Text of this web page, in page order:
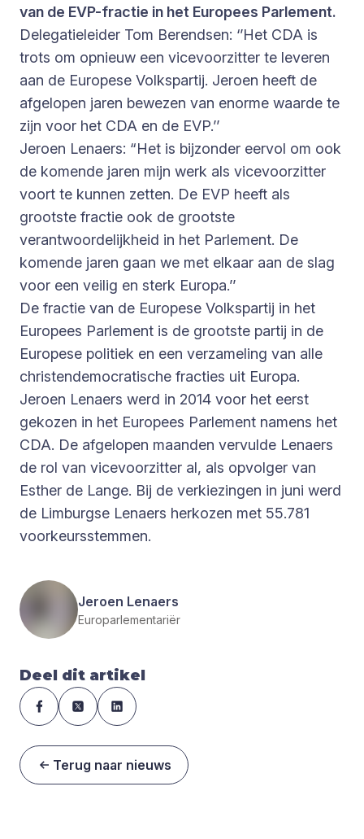
van de EVP-fractie in het Europees Parlement.
Delegatieleider Tom Berendsen: ‘’Het CDA is
trots om opnieuw een vicevoorzitter te leveren
aan de Europese Volkspartij. Jeroen heeft de
afgelopen jaren bewezen van enorme waarde te
zijn voor het CDA en de EVP.’’
Jeroen Lenaers: “Het is bijzonder eervol om ook
de komende jaren mijn werk als vicevoorzitter
voort te kunnen zetten. De EVP heeft als
grootste fractie ook de grootste
verantwoordelijkheid in het Parlement. De
komende jaren gaan we met elkaar aan de slag
voor een veilig en sterk Europa.’’
De fractie van de Europese Volkspartij in het
Europees Parlement is de grootste partij in de
Europese politiek en een verzameling van alle
christendemocratische fracties uit Europa.
Jeroen Lenaers werd in 2014 voor het eerst
gekozen in het Europees Parlement namens het
CDA. De afgelopen maanden vervulde Lenaers
de rol van vicevoorzitter al, als opvolger van
Esther de Lange. Bij de verkiezingen in juni werd
de Limburgse Lenaers herkozen met 55.781
voorkeursstemmen.
Jeroen Lenaers
Europarlementariër
Deel dit artikel
Terug naar nieuws